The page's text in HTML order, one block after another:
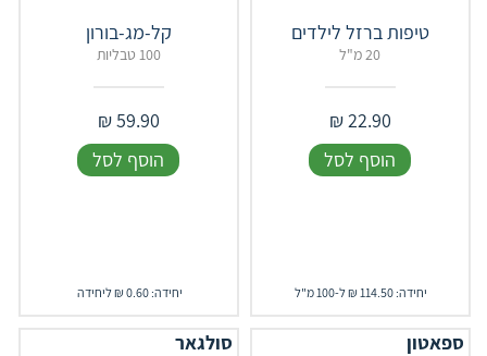
טיפות ברזל לילדים
20 מ"ל
22.90
₪
הוסף לסל
יחידה: 114.50 ₪ ל-100 מ"ל
קל-מג-בורון
100 טבליות
59.90
₪
הוסף לסל
יחידה: 0.60 ₪ ליחידה
ספאטון סולגאר